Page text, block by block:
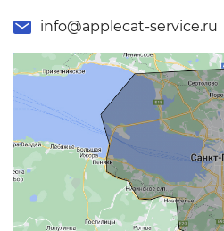
info@applecat-service.ru